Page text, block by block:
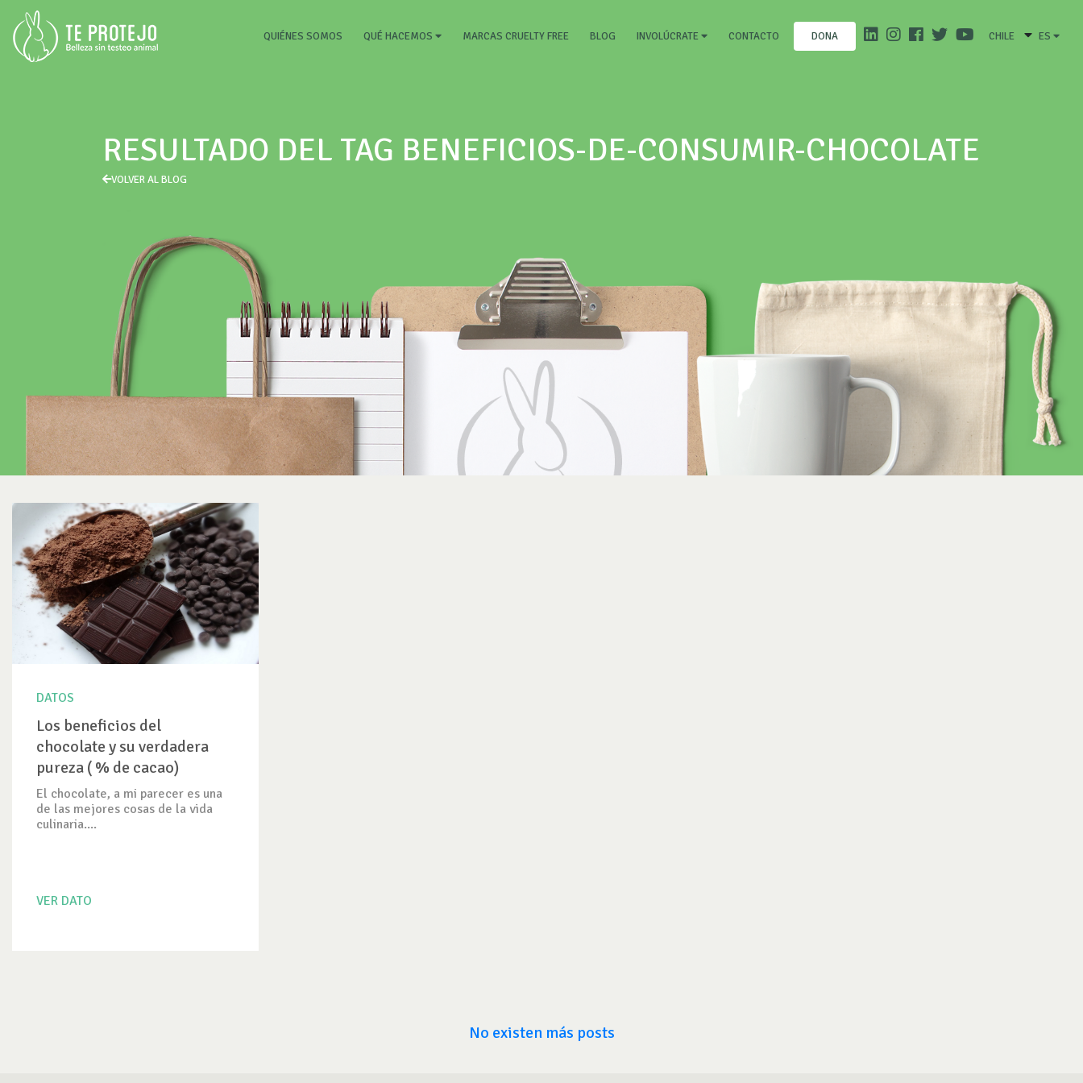
QUIÉNES SOMOS (CURRENT)
QUÉ HACEMOS MARCAS CRUELTY FREE BLOG INVOLÚCRATE CONTACTO DONA CHILE ES
RESULTADO DEL TAG BENEFICIOS-DE-CONSUMIR-CHOCOLATE
VOLVER AL BLOG
DATOS
Los beneficios del
chocolate y su verdadera
pureza ( % de cacao)
El chocolate, a mi parecer es una
de las mejores cosas de la vida
culinaria....
VER DATO
No existen más posts